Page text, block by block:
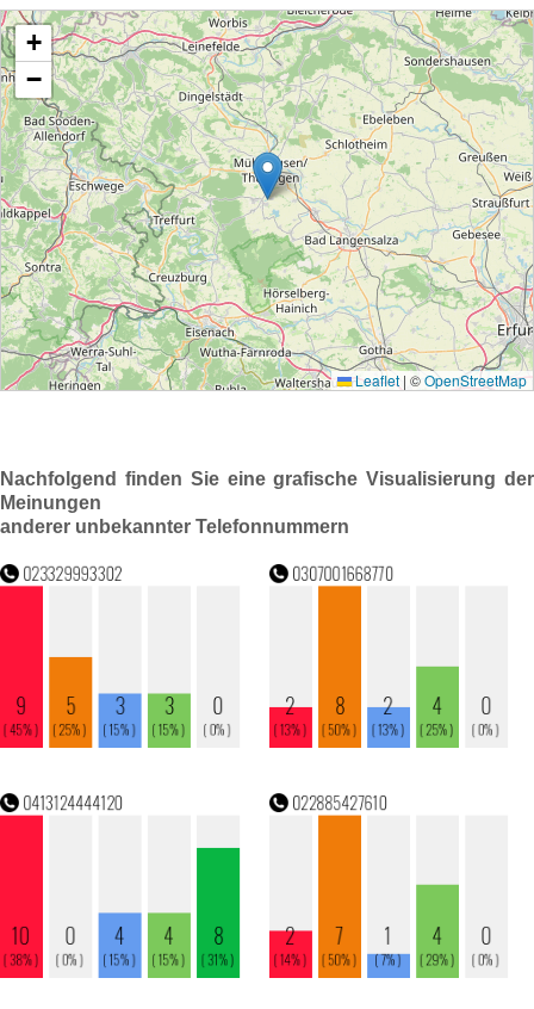
Nachfolgend finden Sie eine grafische Visualisierung der
Meinungen
anderer unbekannter Telefonnummern